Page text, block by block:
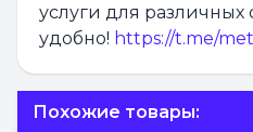
услуги для
удобно! https://t.me/
Похожие товары: